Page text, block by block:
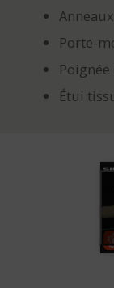
Porte-
Étui